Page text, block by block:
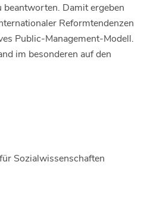
Damit ergeben
Reformtendenzen
Public-Management-Modell.
im besonderen auf den
Sozialwissenschaften